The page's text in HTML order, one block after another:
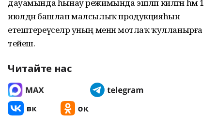
дауамында һынау режимында эшләп килгән һәм 1
июлдән башлап малсылыҡ продукцияһын
етештереүселәр уның менән мотлаҡ ҡулланырға
тейеш.
Читайте нас